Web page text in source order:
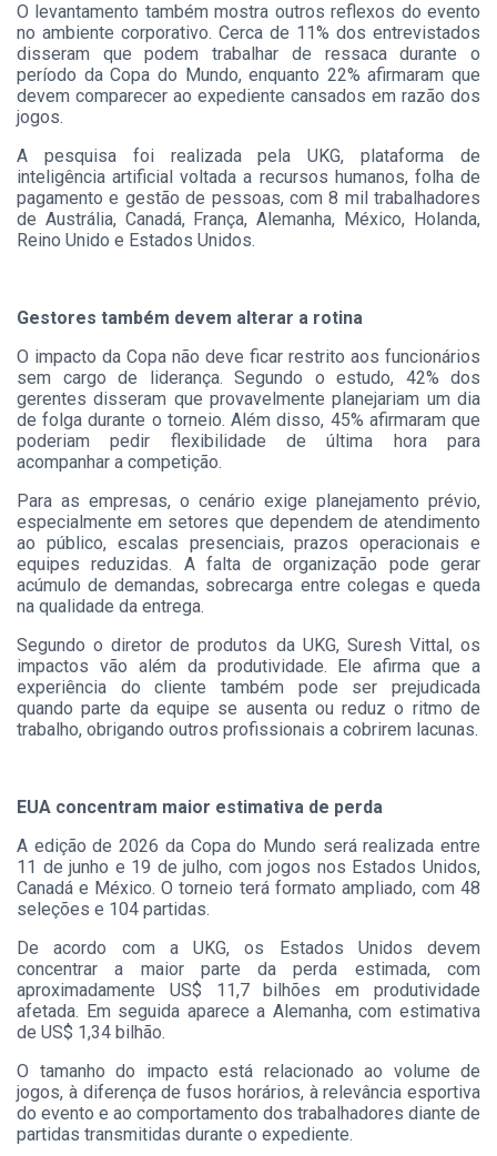
O levantamento também mostra outros reflexos do evento
no ambiente corporativo. Cerca de 11% dos entrevistados
disseram que podem trabalhar de ressaca durante o
período da Copa do Mundo, enquanto 22% afirmaram que
devem comparecer ao expediente cansados em razão dos
jogos.
A pesquisa foi realizada pela UKG, plataforma de
inteligência artificial voltada a recursos humanos, folha de
pagamento e gestão de pessoas, com 8 mil trabalhadores
de Austrália, Canadá, França, Alemanha, México, Holanda,
Reino Unido e Estados Unidos.
Gestores também devem alterar a rotina
O impacto da Copa não deve ficar restrito aos funcionários
sem cargo de liderança. Segundo o estudo, 42% dos
gerentes disseram que provavelmente planejariam um dia
de folga durante o torneio. Além disso, 45% afirmaram que
poderiam pedir flexibilidade de última hora para
acompanhar a competição.
Para as empresas, o cenário exige planejamento prévio,
especialmente em setores que dependem de atendimento
ao público, escalas presenciais, prazos operacionais e
equipes reduzidas. A falta de organização pode gerar
acúmulo de demandas, sobrecarga entre colegas e queda
na qualidade da entrega.
Segundo o diretor de produtos da UKG, Suresh Vittal, os
impactos vão além da produtividade. Ele afirma que a
experiência do cliente também pode ser prejudicada
quando parte da equipe se ausenta ou reduz o ritmo de
trabalho, obrigando outros profissionais a cobrirem lacunas.
EUA concentram maior estimativa de perda
A edição de 2026 da Copa do Mundo será realizada entre
11 de junho e 19 de julho, com jogos nos Estados Unidos,
Canadá e México. O torneio terá formato ampliado, com 48
seleções e 104 partidas.
De acordo com a UKG, os Estados Unidos devem
concentrar a maior parte da perda estimada, com
aproximadamente US$ 11,7 bilhões em produtividade
afetada. Em seguida aparece a Alemanha, com estimativa
de US$ 1,34 bilhão.
O tamanho do impacto está relacionado ao volume de
jogos, à diferença de fusos horários, à relevância esportiva
do evento e ao comportamento dos trabalhadores diante de
partidas transmitidas durante o expediente.